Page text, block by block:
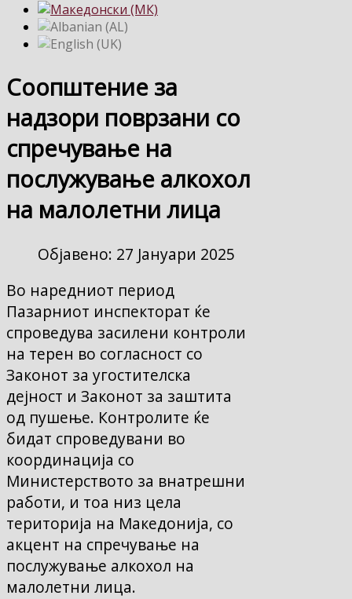
Соопштение за
надзори поврзани со
спречување на
послужување алкохол
на малолетни лица
Објавено: 27 Јануари 2025
Во наредниот период
Пазарниот инспекторат ќе
спроведува засилени контроли
на терен во согласност со
Законот за угостителска
дејност и Законот за заштита
од пушење. Контролите ќе
бидат спроведувани во
координација со
Министерството за внатрешни
работи, и тоа низ цела
територија на Македонија, со
акцент на спречување на
послужување алкохол на
малолетни лица.